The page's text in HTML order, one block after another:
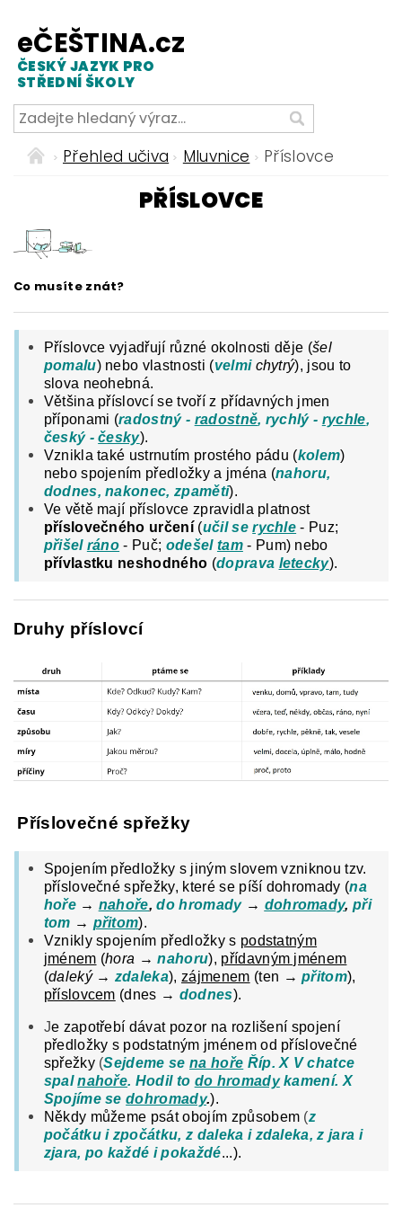
eČEŠTINA.cz
ČESKÝ JAZYK PRO
STŘEDNÍ ŠKOLY
Přehled učiva Mluvnice Příslovce
PŘÍSLOVCE
Co musíte znát?
Příslovce vyjadřují různé okolnosti děje (šel
pomalu) nebo vlastnosti (velmichytrý), jsou to
slova neohebná.
Většina příslovcí se tvoří z přídavných jmen
příponami (radostný - radostně, rychlý - rychle,
český -česky).
Vznikla také ustrnutím prostého pádu (kolem)
nebo spojením předložky a jména (nahoru,
dodnes, nakonec, zpaměti).
Ve větě mají příslovce zpravidla platnost
příslovečného určení (učil serychle - Puz;
přišel ráno - Puč; odešel tam- Pum) nebo
přívlastku neshodného (doprava letecky).
Druhy příslovcí
Příslovečné spřežky
Spojením předložky s jiným slovem vzniknou tzv.
příslovečné spřežky, které se píší dohromady (na
hoře → nahoře,do hromady→ dohromady,při
tom → přitom).
Vznikly spojením předložky s podstatným
jménem (hora →nahoru), přídavným jménem
(daleký → zdaleka),zájmenem (ten →přitom),
příslovcem (dnes → dodnes).
Je zapotřebí dávat pozor na rozlišení spojení
předložky s podstatným jménem od příslovečné
spřežky(Sejdeme sena hoře Říp. X V chatce
spalnahoře. Hodil to do hromadykamení. X
Spojíme sedohromady.).
Někdy můžeme psát obojím způsobem (z
počátku i zpočátku, z daleka i zdaleka, z jara i
zjara, po každé i pokaždé...).